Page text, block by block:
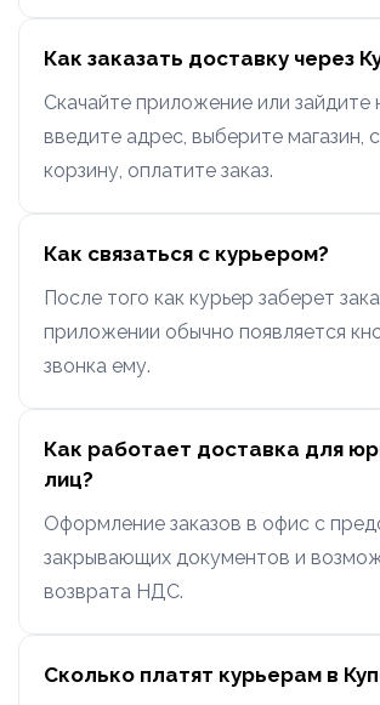
Как заказать доставку через
Скачайте приложение или зайдите
введите адрес, выберите магазин,
корзину, оплатите заказ.
Как связаться с курьером?
После того как курьер заберет
приложении обычно появляется
звонка ему.
Как работает доставка для
лиц?
Оформление заказов в офис с
закрывающих документов и
возврата НДС.
Сколько платят курьерам в